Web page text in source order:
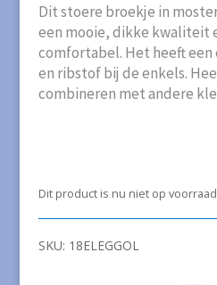
Dit stoere broekje in
een mooie, dikke kwaliteit
comfortabel. Het heeft
en ribstof bij de enkels.
combineren met andere
Dit product is nu niet op
SKU: 18ELEGGOL